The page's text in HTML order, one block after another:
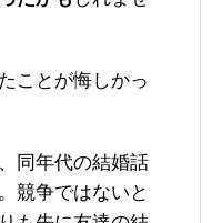
ことが悔しかっ
同年代の結婚話
競争ではないと